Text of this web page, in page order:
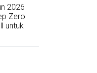
2026
Zero
untuk